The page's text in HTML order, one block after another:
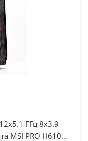
ГГц 8x3.9
MSI PRO H610M-